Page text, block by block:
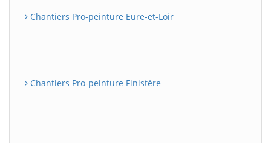
Chantiers Pro-peinture Eure-et-Loir
Chantiers Pro-peinture Finistère